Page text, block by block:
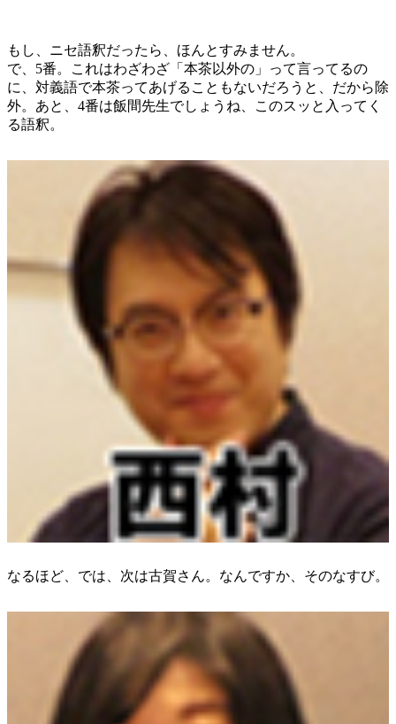
もし、ニセ語釈だったら、ほんとすみません。
で、5番。これはわざわざ「本茶以外の」って言ってるの
に、対義語で本茶ってあげることもないだろうと、だから除
外。あと、4番は飯間先生でしょうね、このスッと入ってく
る語釈。
なるほど、では、次は古賀さん。なんですか、そのなすび。